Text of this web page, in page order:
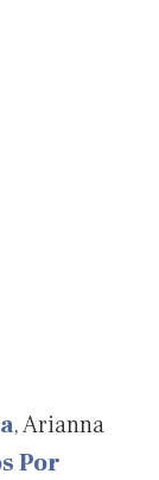
, Arianna
Por